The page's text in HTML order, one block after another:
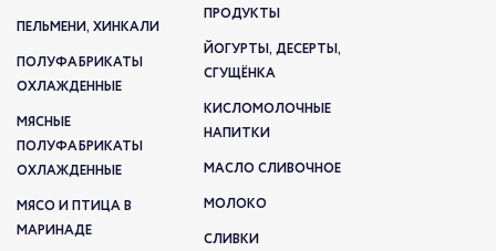
ПЕЛЬМЕНИ, ХИНКАЛИ
ПОЛУФАБРИКАТЫ
ОХЛАЖДЕННЫЕ
МЯСНЫЕ
ПОЛУФАБРИКАТЫ
ОХЛАЖДЕННЫЕ
МЯСО И ПТИЦА В
МАРИНАДЕ
ПРОДУКТЫ
ЙОГУРТЫ, ДЕСЕРТЫ,
СГУЩЁНКА
КИСЛОМОЛОЧНЫЕ
НАПИТКИ
МАСЛО СЛИВОЧНОЕ
МОЛОКО
СЛИВКИ